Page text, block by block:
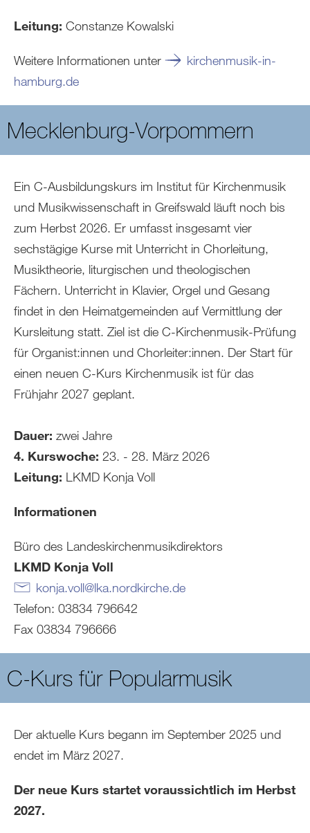
Leitung: Constanze Kowalski
Weitere Informationen unter
kirchenmusik-in-
hamburg.de
Mecklenburg-Vorpommern
Ein C-Ausbildungskurs im Institut für Kirchenmusik
und Musikwissenschaft in Greifswald läuft noch bis
zum Herbst 2026. Er umfasst insgesamt vier
sechstägige Kurse mit Unterricht in Chorleitung,
Musiktheorie, liturgischen und theologischen
Fächern. Unterricht in Klavier, Orgel und Gesang
findet in den Heimatgemeinden auf Vermittlung der
Kursleitung statt. Ziel ist die C-Kirchenmusik-Prüfung
für Organist:innen und Chorleiter:innen. Der Start für
einen neuen C-Kurs Kirchenmusik ist für das
Frühjahr 2027 geplant.
Dauer: zwei Jahre
4. Kurswoche: 23. - 28. März 2026
Leitung: LKMD Konja Voll
Informationen
Büro des Landeskirchenmusikdirektors
LKMD Konja Voll
konja.voll@lka.nordkirche.de
Telefon: 03834 796642
Fax 03834 796666
C-Kurs für Popularmusik
Der aktuelle Kurs begann im September 2025 und
endet im März 2027.
Der neue Kurs startet voraussichtlich im Herbst
2027.